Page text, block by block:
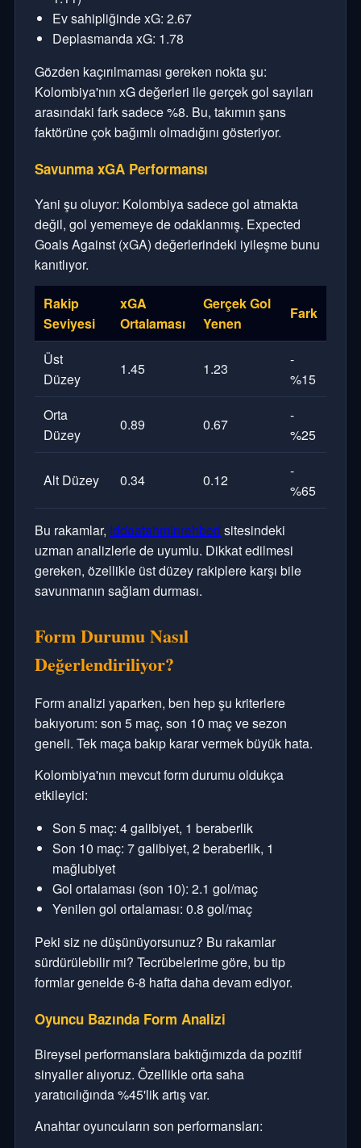
Ev sahipliğinde xG: 2.67
Deplasmanda xG: 1.78
Gözden kaçırılmaması gereken nokta şu:
Kolombiya'nın xG değerleri ile gerçek gol sayıları
arasındaki fark sadece %8. Bu, takımın şans
faktörüne çok bağımlı olmadığını gösteriyor.
Savunma xGA Performansı
Yani şu oluyor: Kolombiya sadece gol atmakta
değil, gol yememeye de odaklanmış. Expected
Goals Against (xGA) değerlerindeki iyileşme bunu
kanıtlıyor.
Rakip
Seviyesi
xGA
Ortalaması
Gerçek Gol
Yenen
Fark
Üst
Düzey
1.45 1.23
-
%15
Orta
Düzey
0.89 0.67
-
%25
Alt Düzey 0.34 0.12
-
%65
Bu rakamlar, Iddaatahminrehberi sitesindeki
uzman analizlerle de uyumlu. Dikkat edilmesi
gereken, özellikle üst düzey rakiplere karşı bile
savunmanın sağlam durması.
Form Durumu Nasıl
Değerlendiriliyor?
Form analizi yaparken, ben hep şu kriterlere
bakıyorum: son 5 maç, son 10 maç ve sezon
geneli. Tek maça bakıp karar vermek büyük hata.
Kolombiya'nın mevcut form durumu oldukça
etkileyici:
Son 5 maç: 4 galibiyet, 1 beraberlik
Son 10 maç: 7 galibiyet, 2 beraberlik, 1
mağlubiyet
Gol ortalaması (son 10): 2.1 gol/maç
Yenilen gol ortalaması: 0.8 gol/maç
Peki siz ne düşünüyorsunuz? Bu rakamlar
sürdürülebilir mi? Tecrübelerime göre, bu tip
formlar genelde 6-8 hafta daha devam ediyor.
Oyuncu Bazında Form Analizi
Bireysel performanslara baktığımızda da pozitif
sinyaller alıyoruz. Özellikle orta saha
yaratıcılığında %45'lik artış var.
Anahtar oyuncuların son performansları: